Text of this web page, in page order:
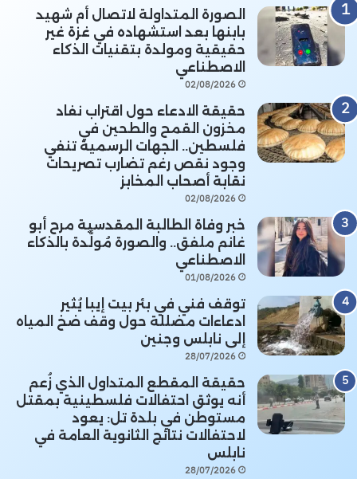
الصورة المتداولة لاتصال أم شهيد
بابنها بعد استشهاده في غزة غير
حقيقية ومولدة بتقنيات الذكاء
الاصطناعي
02/08/2026
حقيقة الادعاء حول اقتراب نفاد
مخزون القمح والطحين في
فلسطين.. الجهات الرسمية تنفي
وجود نقص رغم تضارب تصريحات
نقابة أصحاب المخابز
02/08/2026
خبر وفاة الطالبة المقدسية مرح أبو
غانم ملفق.. والصورة مُولَّدة بالذكاء
الاصطناعي
01/08/2026
توقف فني في بئر بيت إيبا يُثير
ادعاءات مضللة حول وقف ضخ المياه
إلى نابلس وجنين
28/07/2026
حقيقة المقطع المتداول الذي زُعم
أنه يوثق احتفالات فلسطينية بمقتل
مستوطن في بلدة تل: يعود
لاحتفالات نتائج الثانوية العامة في
نابلس
28/07/2026